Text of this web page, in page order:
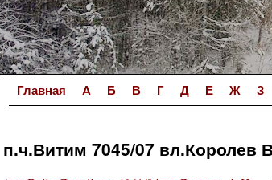
Главная A Б В Г Д Е Ж З
п.ч.Витим 7045/07 вл.Королев